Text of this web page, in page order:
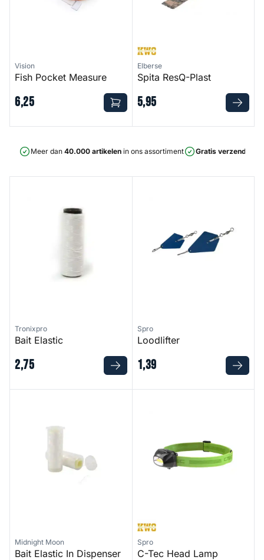
Vision
Fish Pocket Measure
6,25
Elberse
Spita ResQ-Plast
5,95
Meer dan 40.000 artikelen in ons assortiment Gratis verzending
Tronixpro
Bait Elastic
2,75
Spro
Loodlifter
1,39
Midnight Moon
Bait Elastic In Dispenser
Spro
C-Tec Head Lamp